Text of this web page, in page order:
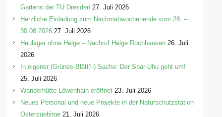
Gartens der TU Dresden 27. Juli 2026
Herzliche Einladung zum Nachmähwochenende vom 28. –
30.08.2026 27. Juli 2026
Heulager ohne Helge – Nachruf Helge Rochhausen 26. Juli
2026
In eigener (Grünes-Blätt’l-) Sache: Der Spar-Uhu geht um!
25. Juli 2026
Wanderhütte Löwenhain eröffnet 23. Juli 2026
Neues Personal und neue Projekte in der Naturschutzstation
Osterzgebirge 21. Juli 2026